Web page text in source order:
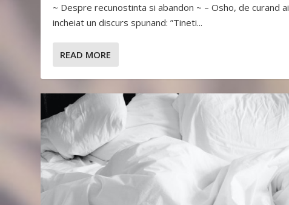
~ Despre recunostinta si abandon ~ – Osho, de curand ai
incheiat un discurs spunand: ”Tineti...
READ MORE